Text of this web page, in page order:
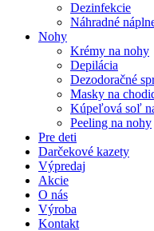
Dezinfekcie
Náhradné
Nohy
Krémy na nohy
Depilácia
Dezodoračné
Masky na
Kúpeľová soľ
Peeling na nohy
Pre deti
Darčekové kazety
Výpredaj
Akcie
O nás
Výroba
Kontakt